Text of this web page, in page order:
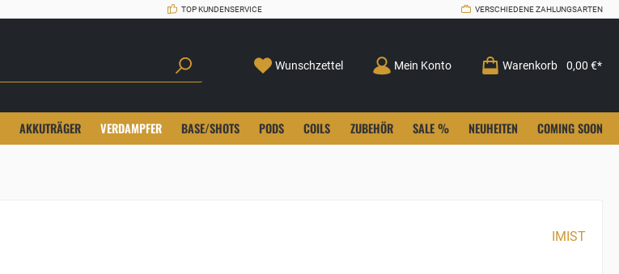
TOP KUNDENSERVICE VERSCHIEDENE ZAHLUNGSARTEN
Wunschzettel Mein Konto Warenkorb 0,00 €*
AKKUTRÄGER VERDAMPFER BASE/SHOTS PODS COILS ZUBEHÖR SALE % NEUHEITEN COMING SOON
IMIST